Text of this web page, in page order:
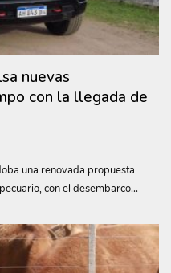
nuevas
con la llegada de
una renovada propuesta
con el desembarco...